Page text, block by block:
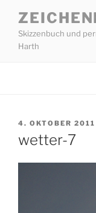
Inhalt
springen
Skizzenbuch und
Harth
VERÖFFENTLICHT
4. OKTOBER 2011
wetter-7